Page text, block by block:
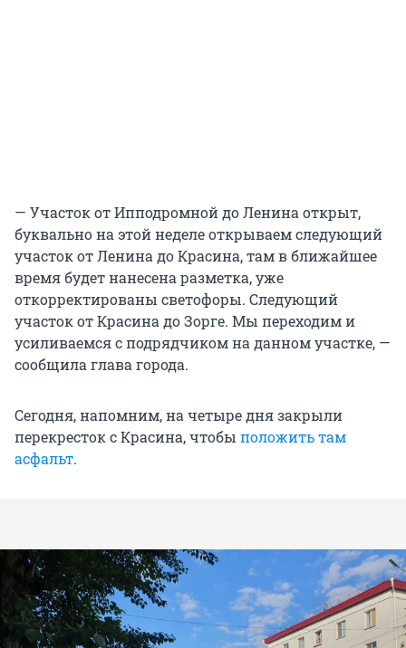
— Участок от Ипподромной до Ленина открыт,
буквально на этой неделе открываем следующий
участок от Ленина до Красина, там в ближайшее
время будет нанесена разметка, уже
откорректированы светофоры. Следующий
участок от Красина до Зорге. Мы переходим и
усиливаемся с подрядчиком на данном участке, —
сообщила глава города.
Сегодня, напомним, на четыре дня закрыли
перекресток с Красина, чтобы положить там
асфальт.